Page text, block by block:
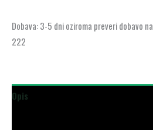
Dobava: 3-5 dni oziroma preveri dobavo na
222
Opis